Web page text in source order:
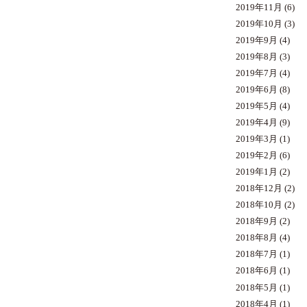
2019年11月 (6)
2019年10月 (3)
2019年9月 (4)
2019年8月 (3)
2019年7月 (4)
2019年6月 (8)
2019年5月 (4)
2019年4月 (9)
2019年3月 (1)
2019年2月 (6)
2019年1月 (2)
2018年12月 (2)
2018年10月 (2)
2018年9月 (2)
2018年8月 (4)
2018年7月 (1)
2018年6月 (1)
2018年5月 (1)
2018年4月 (1)